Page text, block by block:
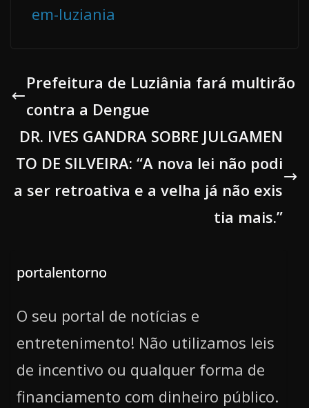
em-luziania
Prefeitura de Luziânia fará multirão
contra a Dengue
DR. IVES GANDRA SOBRE JULGAMEN
TO DE SILVEIRA: “A nova lei não podi
a ser retroativa e a velha já não exis
tia mais.”
portalentorno
O seu portal de notícias e
entretenimento! Não utilizamos leis
de incentivo ou qualquer forma de
financiamento com dinheiro público.